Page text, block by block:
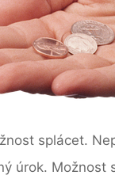
splácet.
úrok.